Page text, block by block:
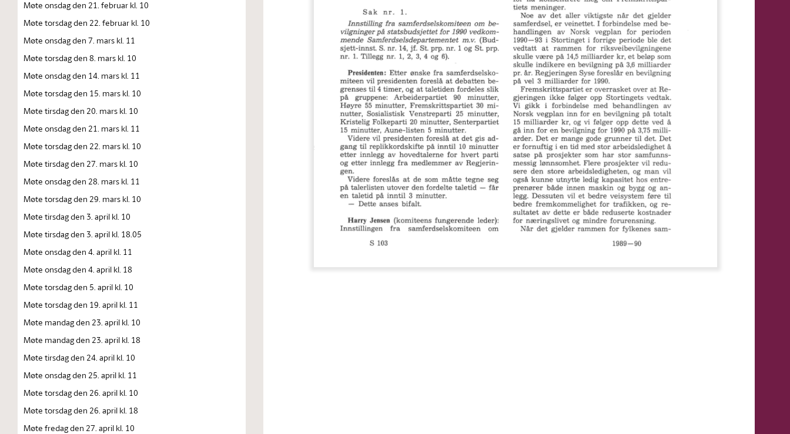
Møte onsdag den 21. februar kl. 10
Møte torsdag den 22. februar kl. 10
Møte onsdag den 7. mars kl. 11
Møte torsdag den 8. mars kl. 10
Møte onsdag den 14. mars kl. 11
Møte torsdag den 15. mars kl. 10
Møte tirsdag den 20. mars kl. 10
Møte onsdag den 21. mars kl. 11
Møte torsdag den 22. mars kl. 10
Møte tirsdag den 27. mars kl. 10
Møte onsdag den 28. mars kl. 11
Møte torsdag den 29. mars kl. 10
Møte tirsdag den 3. april kl. 10
Møte tirsdag den 3. april kl. 18.05
Møte onsdag den 4. april kl. 11
Møte onsdag den 4. april kl. 18
Møte torsdag den 5. april kl. 10
Møte torsdag den 19. april kl. 11
Møte mandag den 23. april kl. 10
Møte mandag den 23. april kl. 18
Møte tirsdag den 24. april kl. 10
Møte onsdag den 25. april kl. 11
Møte torsdag den 26. april kl. 10
Møte torsdag den 26. april kl. 18
Møte fredag den 27. april kl. 10